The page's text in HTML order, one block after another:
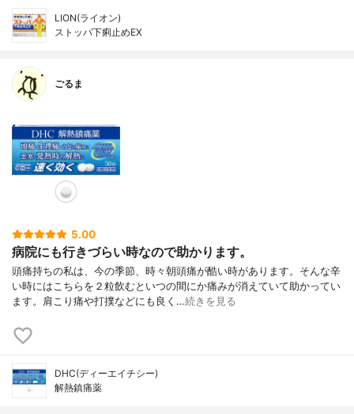
LION(ライオン)
ストッパ下痢止めEX
ごるま
5.00
病院にも行きづらい時なので助かります。
頭痛持ちの私は、今の季節、時々朝頭痛が酷い時があります。そんな辛
い時にはこちらを２粒飲むといつの間にか痛みが消えていて助かってい
ます。肩こり痛や打撲などにも良く…続きを見る
DHC(ディーエイチシー)
解熱鎮痛薬